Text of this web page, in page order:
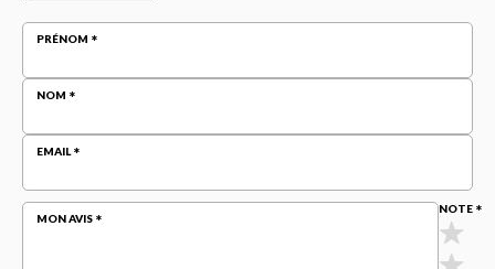
PRÉNOM
NOM
EMAIL
MON AVIS
NOTE